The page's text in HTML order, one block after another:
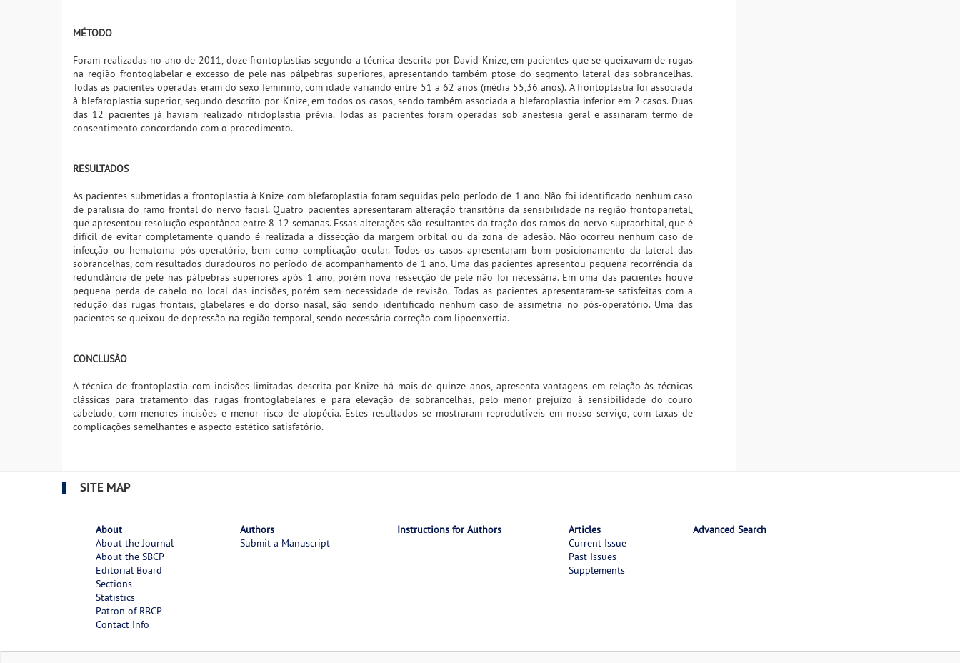
MÉTODO
Foram realizadas no ano de 2011, doze frontoplastias segundo a técnica descrita por David Knize, em pacientes que se queixavam de rugas
na região frontoglabelar e excesso de pele nas pálpebras superiores, apresentando também ptose do segmento lateral das sobrancelhas.
Todas as pacientes operadas eram do sexo feminino, com idade variando entre 51 a 62 anos (média 55,36 anos). A frontoplastia foi associada
à blefaroplastia superior, segundo descrito por Knize, em todos os casos, sendo também associada a blefaroplastia inferior em 2 casos. Duas
das 12 pacientes já haviam realizado ritidoplastia prévia. Todas as pacientes foram operadas sob anestesia geral e assinaram termo de
consentimento concordando com o procedimento.
RESULTADOS
As pacientes submetidas a frontoplastia à Knize com blefaroplastia foram seguidas pelo período de 1 ano. Não foi identificado nenhum caso
de paralisia do ramo frontal do nervo facial. Quatro pacientes apresentaram alteração transitória da sensibilidade na região frontoparietal,
que apresentou resolução espontânea entre 8-12 semanas. Essas alterações são resultantes da tração dos ramos do nervo supraorbital, que é
difícil de evitar completamente quando é realizada a dissecção da margem orbital ou da zona de adesão. Não ocorreu nenhum caso de
infecção ou hematoma pós-operatório, bem como complicação ocular. Todos os casos apresentaram bom posicionamento da lateral das
sobrancelhas, com resultados duradouros no período de acompanhamento de 1 ano. Uma das pacientes apresentou pequena recorrência da
redundância de pele nas pálpebras superiores após 1 ano, porém nova ressecção de pele não foi necessária. Em uma das pacientes houve
pequena perda de cabelo no local das incisões, porém sem necessidade de revisão. Todas as pacientes apresentaram-se satisfeitas com a
redução das rugas frontais, glabelares e do dorso nasal, são sendo identificado nenhum caso de assimetria no pós-operatório. Uma das
pacientes se queixou de depressão na região temporal, sendo necessária correção com lipoenxertia.
CONCLUSÃO
A técnica de frontoplastia com incisões limitadas descrita por Knize há mais de quinze anos, apresenta vantagens em relação às técnicas
clássicas para tratamento das rugas frontoglabelares e para elevação de sobrancelhas, pelo menor prejuízo à sensibilidade do couro
cabeludo, com menores incisões e menor risco de alopécia. Estes resultados se mostraram reprodutíveis em nosso serviço, com taxas de
complicações semelhantes e aspecto estético satisfatório.
SITE MAP
About
About the Journal
About the SBCP
Editorial Board
Sections
Statistics
Patron of RBCP
Contact Info
Authors
Submit a Manuscript
Instructions for Authors
Articles
Current Issue
Past Issues
Supplements
Advanced Search